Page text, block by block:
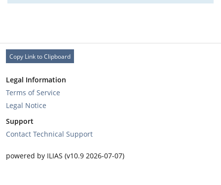
Copy Link to Clipboard
Legal Information
Terms of Service
Legal Notice
Support
Contact Technical Support
powered by ILIAS (v10.9 2026-07-07)